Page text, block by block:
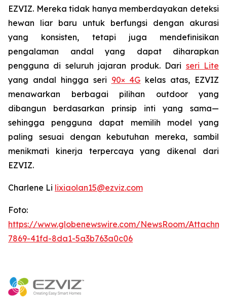
EZVIZ. Mereka tidak hanya memberdayakan deteksi
hewan liar baru untuk berfungsi dengan akurasi
yang konsisten, tetapi juga mendefinisikan
pengalaman andal yang dapat diharapkan
pengguna di seluruh jajaran produk. Dari seri Lite
yang andal hingga seri 90× 4G kelas atas, EZVIZ
menawarkan berbagai pilihan outdoor yang
dibangun berdasarkan prinsip inti yang sama—
sehingga pengguna dapat memilih model yang
paling sesuai dengan kebutuhan mereka, sambil
menikmati kinerja terpercaya yang dikenal dari
EZVIZ.
Charlene Li lixiaolan15@ezviz.com
Foto:
https://www.globenewswire.com/NewsRoom/
7869-41fd-8da1-5a3b763a0c06